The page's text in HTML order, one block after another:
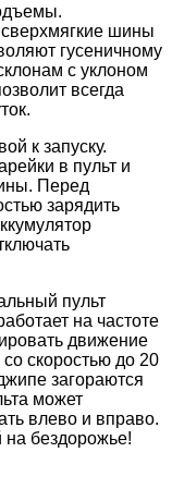
шины
гусеничному
с уклоном
всегда
к запуску.
в пульт и
Перед
зарядить
пульт
на частоте
движение
скоростью до 20
загораются
может
влево и вправо.
на бездорожье!